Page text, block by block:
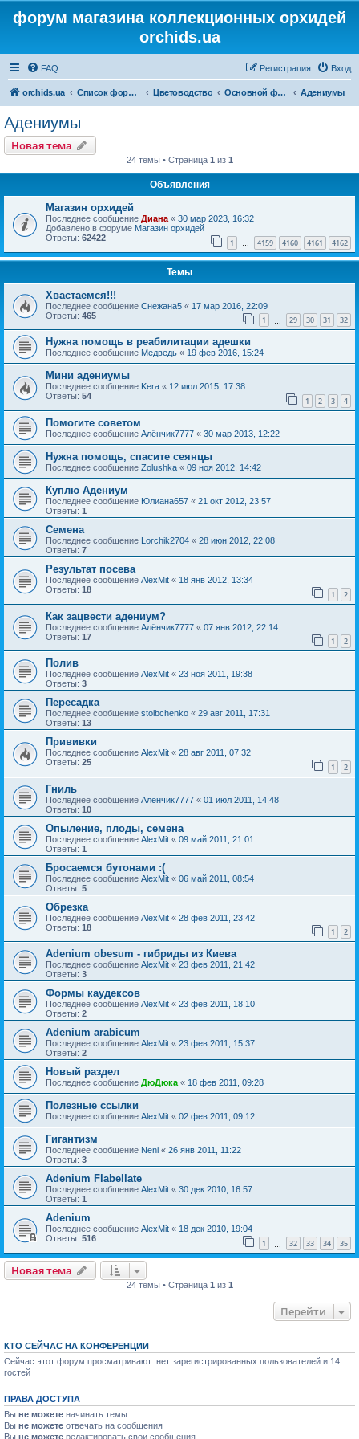
форум магазина коллекционных орхидей
orchids.ua
FAQ Вход
Регистрация
orchids.ua Список форумов Цветоводство Основной форум Адениумы
Адениумы
Новая тема
24 темы • Страница 1 из 1
Объявления
Магазин орхидей
Последнее сообщение Диана « 30 мар 2023, 16:32
Добавлено в форуме Магазин орхидей
Ответы: 62422 1 … 4159 4160 4161 4162
Темы
Хвастаемся!!!
Последнее сообщение Снежана5 « 17 мар 2016, 22:09
Ответы: 465 1 29 30 31 32
Нужна помощь в реабилитации адешки
Последнее сообщение Медведь « 19 фев 2016, 15:24
Мини адениумы
Последнее сообщение Kera « 12 июл 2015, 17:38
Ответы: 54 1 2 3 4
Помогите советом
Последнее сообщение Алёнчик7777 « 30 мар 2013, 12:22
Нужна помощь, спасите сеянцы
Последнее сообщение Zolushka « 09 ноя 2012, 14:42
Куплю Адениум
Последнее сообщение Юлиана657 « 21 окт 2012, 23:57
Ответы: 1
Семена
Последнее сообщение Lorchik2704 « 28 июн 2012, 22:08
Ответы: 7
Результат посева
Последнее сообщение AlexMit « 18 янв 2012, 13:34
Ответы: 18 1 2
Как зацвести адениум?
Последнее сообщение Алёнчик7777 « 07 янв 2012, 22:14
Ответы: 17 1 2
Полив
Последнее сообщение AlexMit « 23 ноя 2011, 19:38
Ответы: 3
Пересадка
Последнее сообщение stolbchenko « 29 авг 2011, 17:31
Ответы: 13
Прививки
Последнее сообщение AlexMit « 28 авг 2011, 07:32
Ответы: 25 1 2
Гниль
Последнее сообщение Алёнчик7777 « 01 июл 2011, 14:48
Ответы: 10
Опыление, плоды, семена
Последнее сообщение AlexMit « 09 май 2011, 21:01
Ответы: 1
Бросаемся бутонами :(
Последнее сообщение AlexMit « 06 май 2011, 08:54
Ответы: 5
Обрезка
Последнее сообщение AlexMit « 28 фев 2011, 23:42
Ответы: 18 1 2
Adenium obesum - гибриды из Киева
Последнее сообщение AlexMit « 23 фев 2011, 21:42
Ответы: 3
Формы каудексов
Последнее сообщение AlexMit « 23 фев 2011, 18:10
Ответы: 2
Adenium arabicum
Последнее сообщение AlexMit « 23 фев 2011, 15:37
Ответы: 2
Новый раздел
Последнее сообщение ДюДюка« 18 фев 2011, 09:28
Полезные ссылки
Последнее сообщение AlexMit « 02 фев 2011, 09:12
Гигантизм
Последнее сообщение Neni « 26 янв 2011, 11:22
Ответы: 3
Adenium Flabellate
Последнее сообщение AlexMit « 30 дек 2010, 16:57
Ответы: 1
Adenium
Последнее сообщение AlexMit « 18 дек 2010, 19:04
Ответы: 516 1 32 33 34 35
Новая тема
24 темы • Страница 1 из 1
Перейти
КТО СЕЙЧАС НА КОНФЕРЕНЦИИ
Сейчас этот форум просматривают: нет зарегистрированных пользователей и 14
гостей
ПРАВА ДОСТУПА
Вы не можете начинать темы
Вы не можете отвечать на сообщения
Вы не можете редактировать свои сообщения